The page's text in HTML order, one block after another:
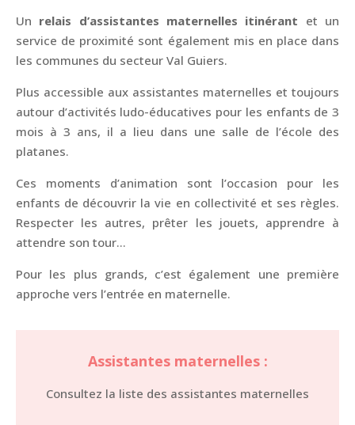
Un relais d’assistantes maternelles itinérant et un
service de proximité sont également mis en place dans
les communes du secteur Val Guiers.
Plus accessible aux assistantes maternelles et toujours
autour d’activités ludo-éducatives pour les enfants de 3
mois à 3 ans, il a lieu dans une salle de l’école des
platanes.
Ces moments d’animation sont l’occasion pour les
enfants de découvrir la vie en collectivité et ses règles.
Respecter les autres, prêter les jouets, apprendre à
attendre son tour…
Pour les plus grands, c’est également une première
approche vers l’entrée en maternelle.
Assistantes maternelles:
Consultez la liste des assistantes maternelles